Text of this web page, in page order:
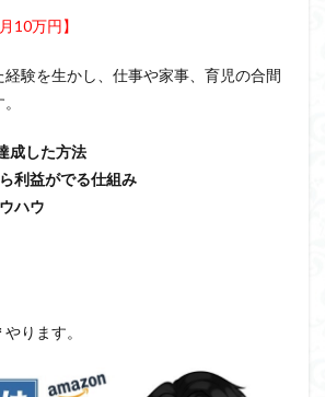
10万円】
験を生かし、仕事や家事、育児の合間
成した方法
利益がでる仕組み
ハウ
やります。